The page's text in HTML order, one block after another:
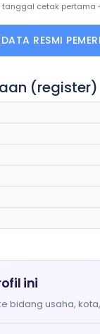
tanggal cetak pertama
RESMI
(register)
ini
bidang usaha,